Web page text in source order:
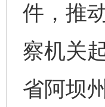
件，推
察机关
省阿坝